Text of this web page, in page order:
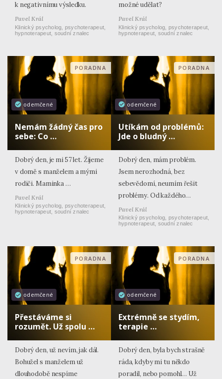
k negativnímu výsledku.
Pavel Král
Klinický psycholog, psychoterapeut,
hypnoterapeut, soudní znalec
možné udělat?
Pavel Král
Klinický psycholog, psychoterapeut,
hypnoterapeut, soudní znalec
odemčené
PORADNA
Nemám žádný čas pro
sebe: Co …
Dobrý den, je mi 57 let. Žijeme
v domě s manželem a mými
rodiči. Maminka …
Pavel Král
Klinický psycholog, psychoterapeut,
hypnoterapeut, soudní znalec
odemčené
PORADNA
Utíkám od problémů:
Jde o bludný …
Dobrý den, mám problém.
Jsem nerozhodná, bez
sebevědomí, neumím řešit
problémy. Od každého…
Pavel Král
Klinický psycholog, psychoterapeut,
hypnoterapeut, soudní znalec
odemčené
PORADNA
Přestáváme si
rozumět. Už spolu …
Dobrý den, už nevím, jak dál.
Bohužel s manželem už
dlouhodobě nespíme
odemčené
PORADNA
Extrémně se stydím,
terapie …
Dobrý den, byla bych strašně
ráda, kdyby mi tu někdo
poradil, nebo pomohl… Už